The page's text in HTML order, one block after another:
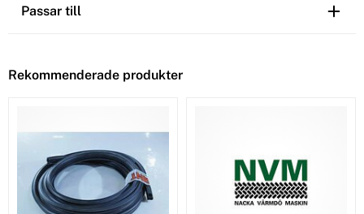
Passar till
Rekommenderade produkter